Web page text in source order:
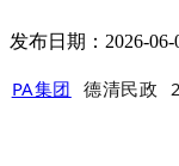
发布日期：2026-06-
PA集团 德清民政